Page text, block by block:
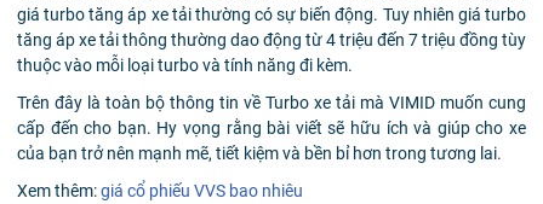
giá turbo tăng áp xe tải thường có sự biến động. Tuy nhiên giá turbo
tăng áp xe tải thông thường dao động từ 4 triệu đến 7 triệu đồng tùy
thuộc vào mỗi loại turbo và tính năng đi kèm.
Trên đây là toàn bộ thông tin về Turbo xe tải mà VIMID muốn cung
cấp đến cho bạn. Hy vọng rằng bài viết sẽ hữu ích và giúp cho xe
của bạn trở nên mạnh mẽ, tiết kiệm và bền bỉ hơn trong tương lai.
Xem thêm:giá cổ phiếu VVS bao nhiêu